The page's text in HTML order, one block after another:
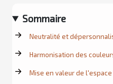
Sommaire
Neutralité et
Harmonisation des
Mise en valeur de l'espace